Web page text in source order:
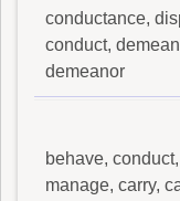
conductance,
conduct,
demeanor
behave,
manage, carry,